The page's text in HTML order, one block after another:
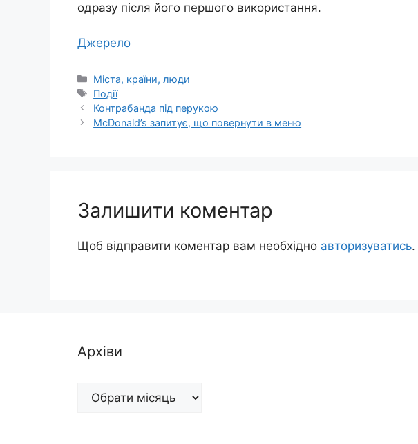
одразу після його першого використання.
Джерело
Категорії
Міста, країни, люди
Позначки
Події
Контрабанда під перукою
McDonald’s запитує, що повернути в меню
Залишити коментар
Щоб відправити коментар вам необхідно авторизуватись.
Архіви
Архіви